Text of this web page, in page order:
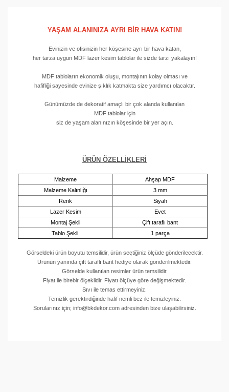
YAŞAM ALANINIZA AYRI BİR HAVA KATIN!
Evinizin ve ofisinizin her köşesine ayrı bir hava katan,
her tarza uygun MDF lazer kesim tablolar ile sizde tarzı yakalayın!
MDF tabloların ekonomik oluşu, montajının kolay olması ve
hafifliği sayesinde evinize şıklık katmakta size yardımcı olacaktır.
Günümüzde de dekoratif amaçlı bir çok alanda kullanılan
MDF tablolar için
siz de yaşam alanınızın köşesinde bir yer açın.
ÜRÜN ÖZELLİKLERİ
Malzeme
Ahşap MDF
Malzeme Kalınlığı
3 mm
Renk
Siyah
Lazer Kesim
Evet
Montaj Şekli
Çift taraflı bant
Tablo Şekli
1 parça
Görseldeki ürün boyutu temsilidir, ürün seçtiğiniz ölçüde gönderilecektir.
Ürünün yanında çift taraflı bant hediye olarak gönderilmektedir.
Görselde kullanılan resimler ürün temsilidir.
Fiyat ile birebir ölçeklidir. Fiyatı ölçüye göre değişmektedir.
Sıvı ile temas ettirmeyiniz.
Temizlik gerektirdiğinde hafif nemli bez ile temizleyiniz.
Sorularınız için; info@bkdekor.com adresinden bize ulaşabilirsiniz.